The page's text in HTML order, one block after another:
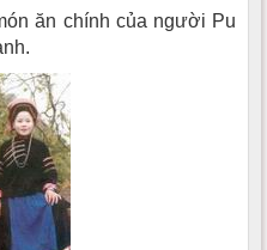
ăn chính của người Pu